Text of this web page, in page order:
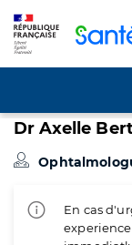
Dr Axelle
En cas